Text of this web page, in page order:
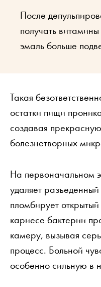
После
получать
эмаль больше
Такая
остатки пищи
создавая
болезнетворных
На первоначальном
удаляет
пломбирует
кариесе бактерии
камеру, вызывая
процесс. Больной
особенно сильную в